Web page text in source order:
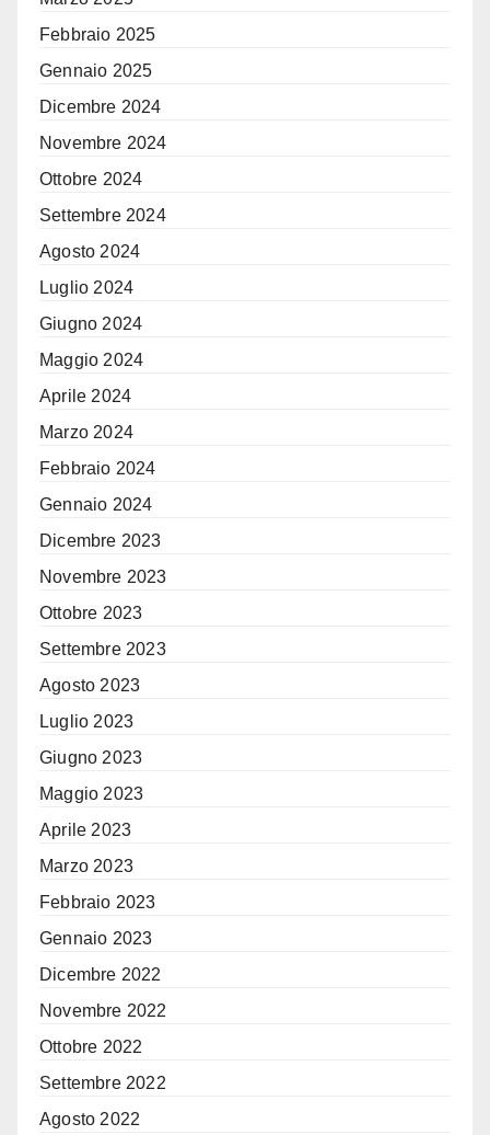
Febbraio 2025
Gennaio 2025
Dicembre 2024
Novembre 2024
Ottobre 2024
Settembre 2024
Agosto 2024
Luglio 2024
Giugno 2024
Maggio 2024
Aprile 2024
Marzo 2024
Febbraio 2024
Gennaio 2024
Dicembre 2023
Novembre 2023
Ottobre 2023
Settembre 2023
Agosto 2023
Luglio 2023
Giugno 2023
Maggio 2023
Aprile 2023
Marzo 2023
Febbraio 2023
Gennaio 2023
Dicembre 2022
Novembre 2022
Ottobre 2022
Settembre 2022
Agosto 2022